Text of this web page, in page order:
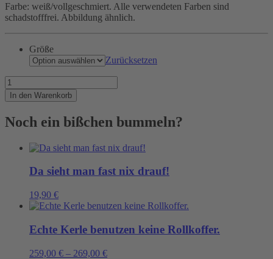
Farbe: weiß/vollgeschmiert. Alle verwendeten Farben sind
schadstofffrei. Abbildung ähnlich.
Größe
Zurücksetzen
Schon
in
der
ist
werden
Menge
In den Warenkorb
Noch ein bißchen bummeln?
Da sieht man fast nix drauf!
19,90 €
Echte Kerle benutzen keine Rollkoffer.
259,00 € – 269,00 €